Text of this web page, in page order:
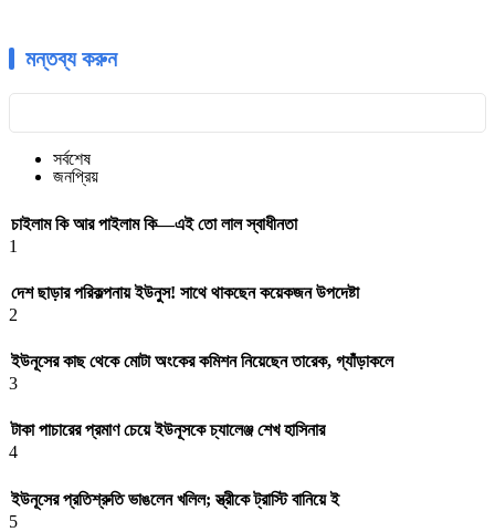
মন্তব্য করুন
সর্বশেষ
জনপ্রিয়
চাইলাম কি আর পাইলাম কি—এই তো লাল স্বাধীনতা
1
দেশ ছাড়ার পরিকল্পনায় ইউনুস! সাথে থাকছেন কয়েকজন উপদেষ্টা
2
ইউনূসের কাছ থেকে মোটা অংকের কমিশন নিয়েছেন তারেক, গ্যাঁড়াকলে
3
টাকা পাচারের প্রমাণ চেয়ে ইউনূসকে চ্যালেঞ্জ শেখ হাসিনার
4
ইউনূসের প্রতিশ্রুতি ভাঙলেন খলিল; স্ত্রীকে ট্রাস্টি বানিয়ে ই
5